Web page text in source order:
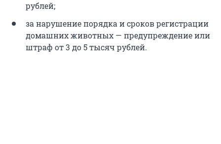
рублей;
за нарушение порядка и сроков регистрации
домашних животных — предупреждение или
штраф от 3 до 5 тысяч рублей.